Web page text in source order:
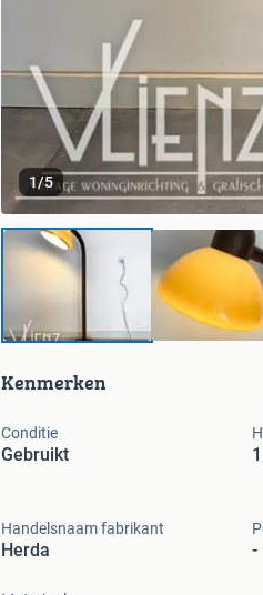
1/5
Kenmerken
Conditie
Gebruikt
Handelsnaam fabrikant
Herda -